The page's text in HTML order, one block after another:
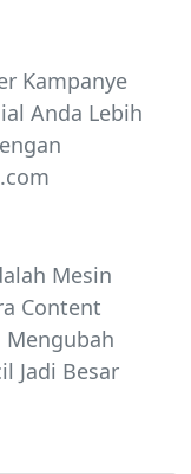
Kampanye
Anda Lebih
Mesin
Content
Jadi Besar